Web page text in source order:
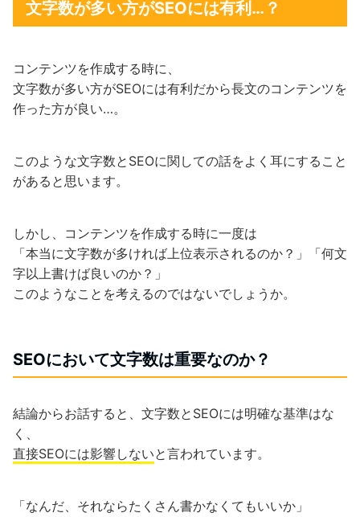
文字数が多い方がSEOには有利…？
コンテンツを作成する時に、
文字数が多い方がSEOには有利だから長文のコンテンツを
作った方が良い…。
このような文字数とSEOに関しての話をよく耳にすること
があると思います。
しかし、コンテンツを作成する時に一度は
「本当に文字数が多ければ上位表示されるのか？」「何文
字以上書けば良いのか？」
このようなことを考えるのではないでしょうか。
SEOにおいて文字数は重要なのか？
結論からお話すると、文字数とSEOには明確な基準はな
く、
直接SEOには影響しないと言われています。
「なんだ、それならたくさん書かなくてもいいか」